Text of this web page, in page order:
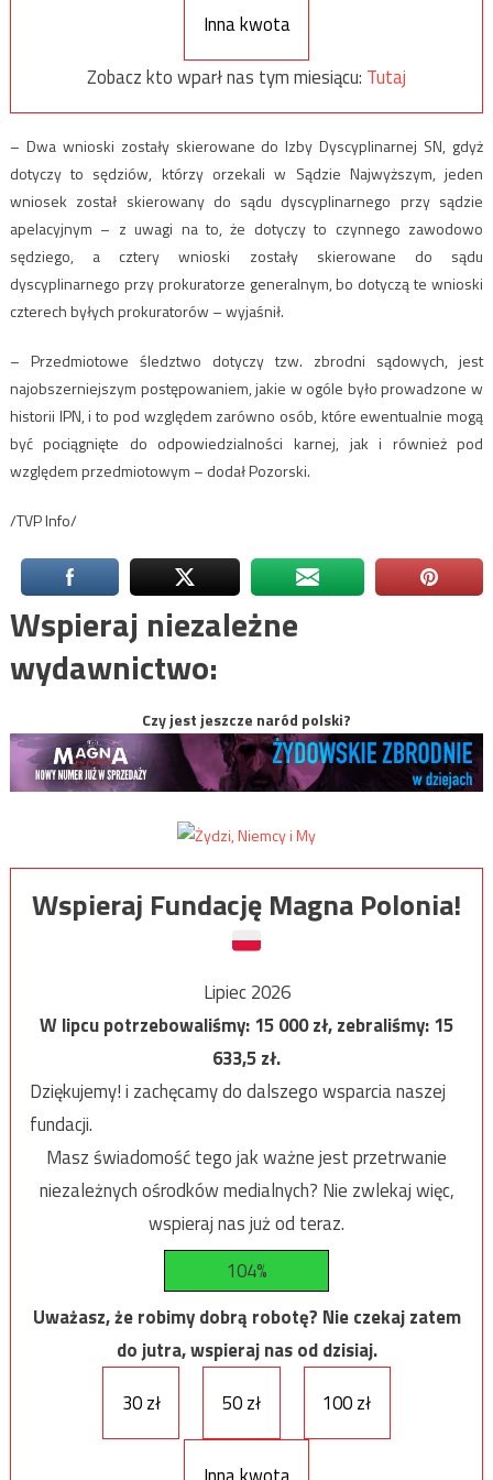
Inna kwota
Zobacz kto wparł nas tym miesiącu: Tutaj
– Dwa wnioski zostały skierowane do Izby Dyscyplinarnej SN, gdyż
dotyczy to sędziów, którzy orzekali w Sądzie Najwyższym, jeden
wniosek został skierowany do sądu dyscyplinarnego przy sądzie
apelacyjnym – z uwagi na to, że dotyczy to czynnego zawodowo
sędziego, a cztery wnioski zostały skierowane do sądu
dyscyplinarnego przy prokuratorze generalnym, bo dotyczą te wnioski
czterech byłych prokuratorów – wyjaśnił.
– Przedmiotowe śledztwo dotyczy tzw. zbrodni sądowych, jest
najobszerniejszym postępowaniem, jakie w ogóle było prowadzone w
historii IPN, i to pod względem zarówno osób, które ewentualnie mogą
być pociągnięte do odpowiedzialności karnej, jak i również pod
względem przedmiotowym – dodał Pozorski.
/TVP Info/
Wspieraj niezależne
wydawnictwo:
Czy jest jeszcze naród polski?
Wspieraj Fundację Magna Polonia!
Lipiec 2026
W lipcu potrzebowaliśmy:15 000zł, zebraliśmy:15
633,5zł.
Dziękujemy! i zachęcamy do dalszego wsparcia naszej
fundacji.
Masz świadomość tego jak ważne jest przetrwanie
niezależnych ośrodków medialnych? Nie zwlekaj więc,
wspieraj nas już od teraz.
104%
Uważasz, że robimy dobrą robotę? Nie czekaj zatem
do jutra, wspieraj nas od dzisiaj.
30 zł
50 zł 100 zł